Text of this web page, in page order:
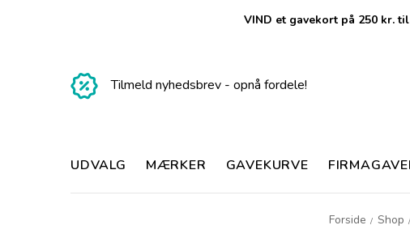
VIND et gavekort på 250 kr.
Tilmeld nyhedsbrev - opnå fordele!
UDVALG MÆRKER GAVEKURVE
Forside / Shop /